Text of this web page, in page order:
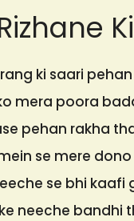
ki saari
mera poora
pehan rakha
se mere
se bhi
neeche bandhi